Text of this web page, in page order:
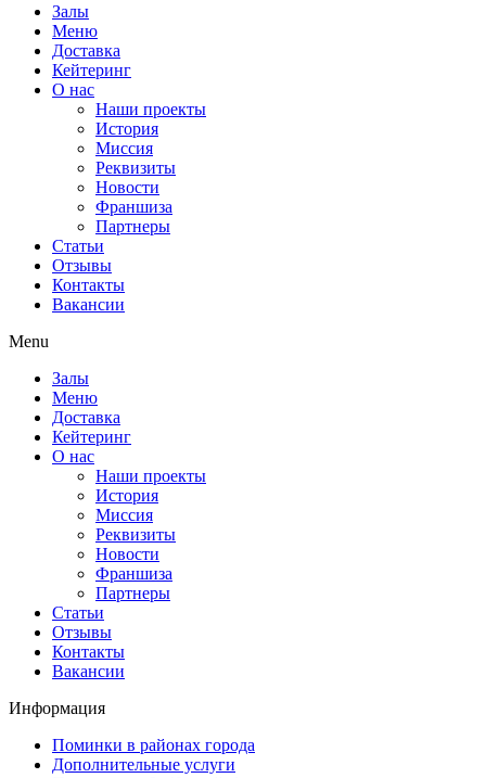
Залы
Меню
Доставка
Кейтеринг
О нас
Наши проекты
История
Миссия
Реквизиты
Новости
Франшиза
Партнеры
Статьи
Отзывы
Контакты
Вакансии
Menu
Залы
Меню
Доставка
Кейтеринг
О нас
Наши проекты
История
Миссия
Реквизиты
Новости
Франшиза
Партнеры
Статьи
Отзывы
Контакты
Вакансии
Информация
Поминки в районах города
Дополнительные услуги